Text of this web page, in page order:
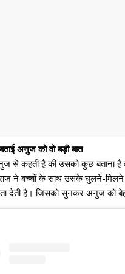
अनुज को वो बड़ी बात
से कहती है की उसको कुछ बताना है
ने बच्चों के साथ उसके घुलने-मिलने
देती है। जिसको सुनकर अनुज को